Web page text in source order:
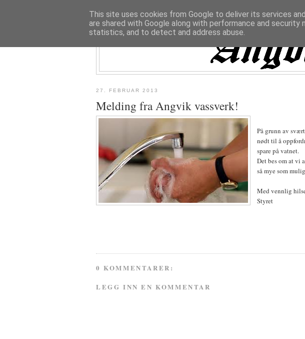
27. FEBRUAR 2013
Melding fra Angvik vassverk!
På grunn av
nødt til å
spare på vatnet.
Det bes om at vi
så mye som
Med vennlig
Styret
0 KOMMENTARER:
LEGG INN EN KOMMENTAR
This site uses cookies from Google to deliver its services
are shared with Google along with performance and
statistics, and to detect and address abuse.